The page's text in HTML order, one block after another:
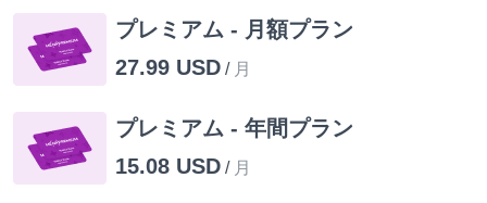
プレミアム - 月額プラン
27.99 USD / 月
プレミアム - 年間プラン
15.08 USD / 月